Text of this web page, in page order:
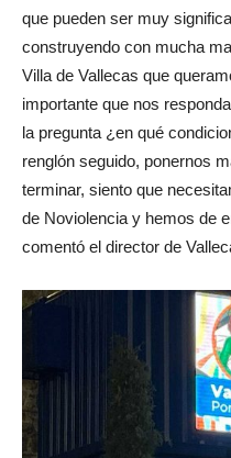
que pueden ser muy
construyendo con mucha
Villa de Vallecas que
importante que nos
la pregunta ¿en qué
renglón seguido, ponernos
terminar, siento que
de Noviolencia y hemos de
comentó el director de